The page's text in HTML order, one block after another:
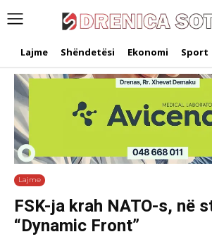
Lajme Shëndetësi Ekonomi Sport
Lajme
FSK-ja krah NATO-s, në
“Dynamic Front”